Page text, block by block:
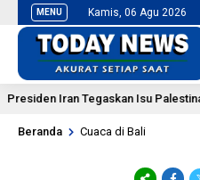
MENU Kamis, 06 Agu 2026
Iran Tegaskan Isu Palestina
Beranda Cuaca di Bali